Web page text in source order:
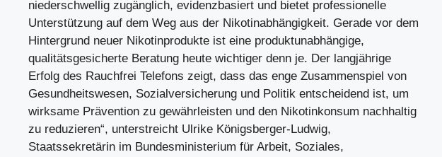
niederschwellig zugänglich, evidenzbasiert und bietet professionelle
Unterstützung auf dem Weg aus der Nikotinabhängigkeit. Gerade vor dem
Hintergrund neuer Nikotinprodukte ist eine produktunabhängige,
qualitätsgesicherte Beratung heute wichtiger denn je. Der langjährige
Erfolg des Rauchfrei Telefons zeigt, dass das enge Zusammenspiel von
Gesundheitswesen, Sozialversicherung und Politik entscheidend ist, um
wirksame Prävention zu gewährleisten und den Nikotinkonsum nachhaltig
zu reduzieren“, unterstreicht Ulrike Königsberger-Ludwig,
Staatssekretärin im Bundesministerium für Arbeit, Soziales,